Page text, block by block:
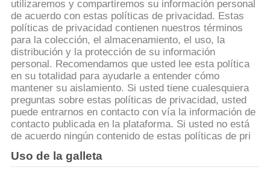
CONTROL
DE
CALIDAD
ÉNTRENOS
EN
CONTACTO
CON
utilizaremos y compartiremos su información personal
de acuerdo con estas políticas de privacidad. Estas
políticas de privacidad contienen nuestros términos
para la colección, el almacenamiento, el uso, la
distribución y la protección de su información
personal. Recomendamos que usted lee esta política
en su totalidad para ayudarle a entender cómo
mantener su aislamiento. Si usted tiene cualesquiera
preguntas sobre estas políticas de privacidad, usted
puede entrarnos en contacto con vía la información de
contacto publicada en la plataforma. Si usted no está
de acuerdo ningún contenido de estas políticas de pri
Uso de la galleta